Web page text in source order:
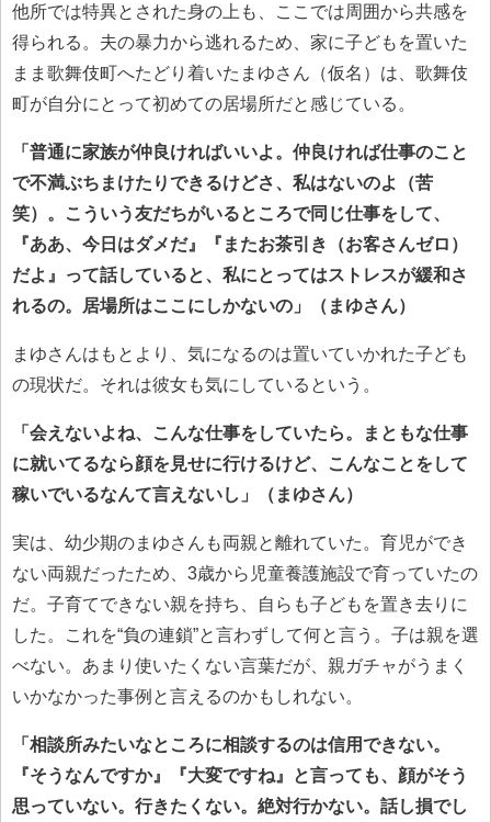
他所では特異とされた身の上も、ここでは周囲から共感を
得られる。夫の暴力から逃れるため、家に子どもを置いた
まま歌舞伎町へたどり着いたまゆさん（仮名）は、歌舞伎
町が自分にとって初めての居場所だと感じている。
「普通に家族が仲良ければいいよ。仲良ければ仕事のこと
で不満ぶちまけたりできるけどさ、私はないのよ（苦
笑）。こういう友だちがいるところで同じ仕事をして、
『ああ、今日はダメだ』『またお茶引き（お客さんゼロ）
だよ』って話していると、私にとってはストレスが緩和さ
れるの。居場所はここにしかないの」（まゆさん）
まゆさんはもとより、気になるのは置いていかれた子ども
の現状だ。それは彼女も気にしているという。
「会えないよね、こんな仕事をしていたら。まともな仕事
に就いてるなら顔を見せに行けるけど、こんなことをして
稼いでいるなんて言えないし」（まゆさん）
実は、幼少期のまゆさんも両親と離れていた。育児ができ
ない両親だったため、3歳から児童養護施設で育っていたの
だ。子育てできない親を持ち、自らも子どもを置き去りに
した。これを“負の連鎖”と言わずして何と言う。子は親を選
べない。あまり使いたくない言葉だが、親ガチャがうまく
いかなかった事例と言えるのかもしれない。
「相談所みたいなところに相談するのは信用できない。
『そうなんですか』『大変ですね』と言っても、顔がそう
思っていない。行きたくない。絶対行かない。話し損でし